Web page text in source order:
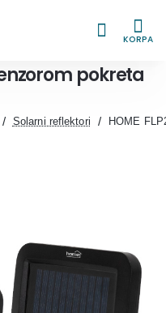
KORPA
pokreta
Solarni reflektori HOME